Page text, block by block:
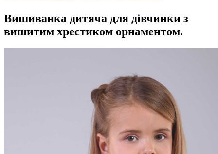
Вишиванка дитяча для дівчинки з
вишитим хрестиком орнаментом.